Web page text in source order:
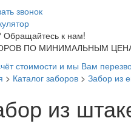
звонок
Обращайтесь к нам!
ПО МИНИМАЛЬНЫМ
стоимости и мы Вам
> Каталог заборов > Забор из
из